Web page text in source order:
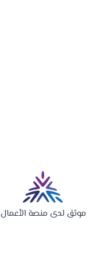
موثق لدى منصة الأعمال